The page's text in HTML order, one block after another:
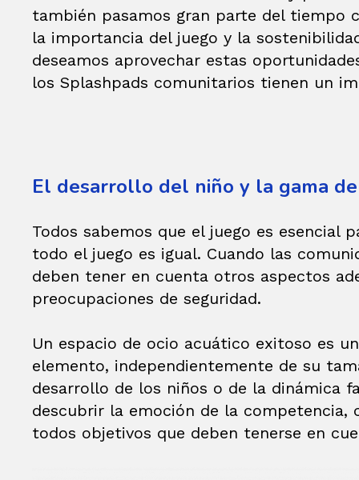
también pasamos gran parte del tiempo
la importancia del juego y la
deseamos aprovechar estas
los Splashpads comunitarios tienen un
El desarrollo del niño y la gama
Todos sabemos que el juego es esencial
todo el juego es igual. Cuando las
deben tener en cuenta otros aspectos
preocupaciones de seguridad.
Un espacio de ocio acuático exitoso es
elemento, independientemente de su
desarrollo de los niños o de la dinámica
descubrir la emoción de la
todos objetivos que deben tenerse en